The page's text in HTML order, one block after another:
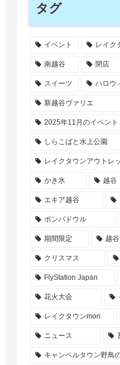
タグ
イベント レイク
南越谷 閉店
スイーツ ハロウ
新越谷ヴァリエ
2025年11月のイベント
しらこばと水上公園
レイクタウンアウトレ
かき氷 越谷
エキア越谷
ポンパドウル
期間限定 越
クリスマス
FlyStation Japan
花火大会
レイクタウンmori
ニュース
キャンベルタウン野鳥